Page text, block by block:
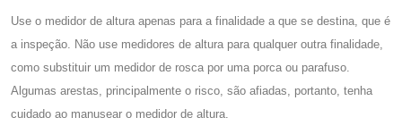
Use o medidor de altura apenas para a finalidade a que se destina, que é
a inspeção. Não use medidores de altura para qualquer outra finalidade,
como substituir um medidor de rosca por uma porca ou parafuso.
Algumas arestas, principalmente o risco, são afiadas, portanto, tenha
cuidado ao manusear o medidor de altura.